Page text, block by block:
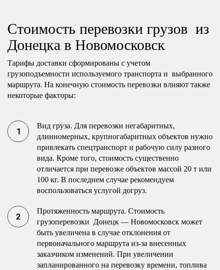
Стоимость перевозки грузов из
Донецка в Новомосковск
Тарифы доставки сформированы с учетом
грузоподъемности используемого транспорта и выбранного
маршрута. На конечную стоимость перевозки влияют также
некоторые факторы:
Вид груза. Для перевозки негабаритных,
длинномерных, крупногабаритных объектов нужно
привлекать спецтранспорт и рабочую силу разного
вида. Кроме того, стоимость существенно
отличается при перевозке объектов массой 20 т или
100 кг. В последнем случае рекомендуем
воспользоваться услугой догруз.
Протяженность маршрута. Стоимость
грузоперевозки Донецк — Новомосковск может
быть увеличена в случае отклонения от
первоначального маршрута из-за внесенных
заказчиком изменений. При увеличении
запланированного на перевозку времени, топлива